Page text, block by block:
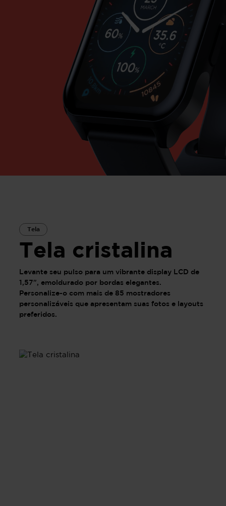
Tela
Tela cristalina
Levante seu pulso para um vibrante display LCD de
1,57", emoldurado por bordas elegantes.
Personalize-o com mais de 85 mostradores
personalizáveis que apresentam suas fotos e layouts
preferidos.